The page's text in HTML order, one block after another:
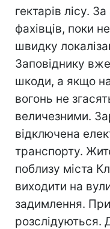
гектарів лісу.
фахівців, поки
швидку
Заповіднику
шкоди, а якщо
вогонь не
величезними.
відключена
транспорту.
поблизу міста
виходити на
задимлення.
розслідуються.